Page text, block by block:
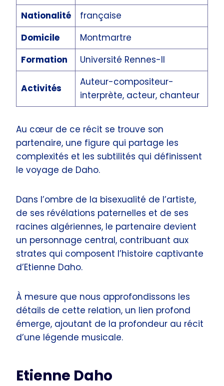
Nationalité
française
Domicile
Montmartre
Formation
Université Rennes-II
Activités
Auteur-compositeur-
interprète, acteur, chanteur
Au cœur de ce récit se trouve son
partenaire, une figure qui partage les
complexités et les subtilités qui définissent
le voyage de Daho.
Dans l’ombre de la bisexualité de l’artiste,
de ses révélations paternelles et de ses
racines algériennes, le partenaire devient
un personnage central, contribuant aux
strates qui composent l’histoire captivante
d’Etienne Daho.
À mesure que nous approfondissons les
détails de cette relation, un lien profond
émerge, ajoutant de la profondeur au récit
d’une légende musicale.
Etienne Daho